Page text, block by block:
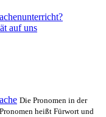
auf uns
Die Pronomen in der
heißt Fürwort und